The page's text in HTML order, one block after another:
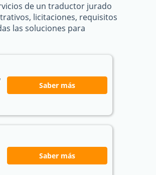
de un traductor jurado
licitaciones, requisitos
las soluciones para
Saber más
Saber más